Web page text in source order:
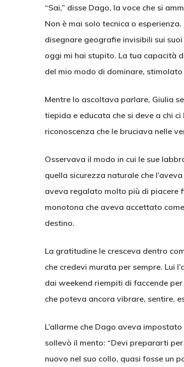
“Sai,” disse Dago, la voce che si
Non è mai solo tecnica o
disegnare geografie invisibili sui
oggi mi hai stupito. La tua capacità
del mio modo di dominare, stimolato
Mentre lo ascoltava parlare, Giulia
tiepida e educata che si deve a chi
riconoscenza che le bruciava nelle
Osservava il modo in cui le sue
quella sicurezza naturale che
aveva regalato molto più di piacere
monotona che aveva accettato come
destino.
La gratitudine le cresceva dentro
che credevi murata per sempre. Lui
dai weekend riempiti di faccende
che poteva ancora vibrare, sentire,
L’allarme che Dago aveva
sollevò il mento: “Devi prepararti
nuovo nel suo collo, quasi fosse un